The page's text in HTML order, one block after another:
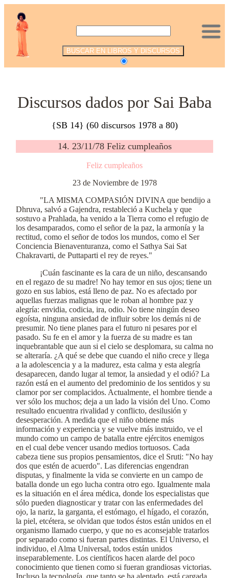
Discursos dados por Sai Baba
{SB 14} (60 discursos 1978 a 80)
14. 23/11/78 Feliz cumpleaños
Feliz cumpleaños
23 de Noviembre de 1978
"LA MISMA COMPASIÓN DIVINA que bendijo a
Dhruva, salvó a Gajendra, restableció a Kuchela y que
sostuvo a Prahlada, ha venido a la Tierra como el refugio de
los desamparados, como el señor de la paz, la armonía y la
rectitud, como el señor de todos los mundos, como el Ser
Conciencia Bienaventuranza, como el Sathya Sai Sat
Chakravarti, de Puttaparti el rey de reyes."
¡Cuán fascinante es la cara de un niño, descansando
en el regazo de su madre! No hay temor en sus ojos; tiene un
gozo en sus labios, está lleno de paz. No es afectado por
aquellas fuerzas malignas que le roban al hombre paz y
alegría: envidia, codicia, ira, odio. No tiene ningún deseo
egoísta, ninguna ansiedad de influir sobre los demás ni de
presumir. No tiene planes para el futuro ni pesares por el
pasado. Su fe en el amor y la fuerza de su madre es tan
inquebrantable que aun si el cielo se desplomara, su calma no
se alteraría. ¿A qué se debe que cuando el niño crece y llega
a la adolescencia y a la madurez, esta calma y esta alegría
desaparecen, dando lugar al temor, la ansiedad y el odió? La
razón está en el aumento del predominio de los sentidos y su
clamor por ser complacidos. Actualmente, el hombre tiende a
ver sólo los muchos; deja a un lado la visión del Uno. Como
resultado encuentra rivalidad y conflicto, desilusión y
desesperación. A medida que el niño obtiene más
información y experiencia y se vuelve más instruido, ve el
mundo como un campo de batalla entre ejércitos enemigos
en el cual debe vencer usando medios tortuosos. Cada
cabeza tiene sus propios pensamientos, dice el Sruti: "No hay
dos que estén de acuerdo". Las diferencias engendran
disputas, y finalmente la vida se convierte en un campo de
batalla donde un ego lucha contra otro ego. Igualmente mala
es la situación en el área médica, donde los especialistas que
sólo pueden diagnosticar y tratar con las enfermedades del
ojo, la nariz, la garganta, el estómago, el hígado, el corazón,
la piel, etcétera, se olvidan que todos éstos están unidos en el
organismo llamado cuerpo, y que no es aconsejable tratarlos
por separado como si fueran partes distintas. El Universo, el
individuo, el Alma Universal, todos están unidos
inseparablemente. Los científicos hacen alarde del poco
conocimiento que tienen como si fueran grandiosas victorias.
Incluso la tecnología, que tanto se ha alentado, está cargada